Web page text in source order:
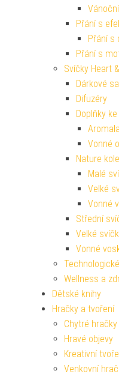
Přání s
Přání s
Přání s
Svíčky Heart
Dárkové
Difuzéry
Doplňky
Vonné
Nature
Malé
Velké
Vonné
Střední
Velké
Vonné
Wellness a
Dětské knihy
Hračky a tvoření
Chytré hračky
Hravé objevy
Kreativní
Venkovní